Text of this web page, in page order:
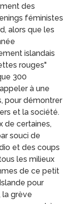
des
féministes
alors que les
islandais
rouges"
300
à une
pour démontrer
et la société.
de certaines,
souci de
et des coups
les milieux
de ce petit
pour
la grève